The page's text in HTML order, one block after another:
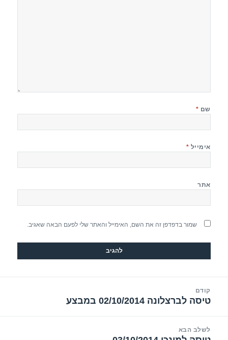
שם *
אימייל *
אתר
שמור בדפדפן זה את השם, האימייל והאתר שלי לפעם הבאה שאגיב.
קודם
הפוסט
טיסה לברצלונה 02/10/2014 במבצע
לשלב הבא